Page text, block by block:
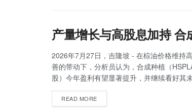
产量增长与高股息加持
2026年7月27日，吉隆坡 - 在棕油价格维持
善的带动下，分析员认为，合成种植（
股）今年盈利有望显著提升，并继续看好其
READ MORE